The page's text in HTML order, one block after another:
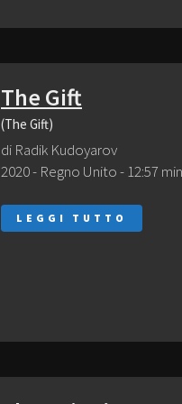
The Gift
(The Gift)
di Radik Kudoyarov
2020 - Regno Unito - 12:57
LEGGI TUTTO